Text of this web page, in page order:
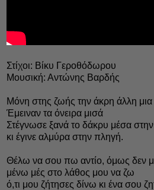
Στίχοι: Βίκυ Γεροθόδωρου
Μουσική: Αντώνης Βαρδής
Μόνη στης ζωής την άκρη άλλη
Έμειναν τα όνειρα μισά
Στέγνωσε ξανά το δάκρυ μέσα
κι έγινε αλμύρα στην πληγή.
Θέλω να σου πω αντίο, όμως δεν
μένω μές στο λάθος μου να ζω
ό,τι μου ζήτησες δίνω κι ένα σου